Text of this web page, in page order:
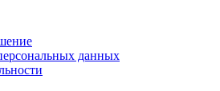
данных